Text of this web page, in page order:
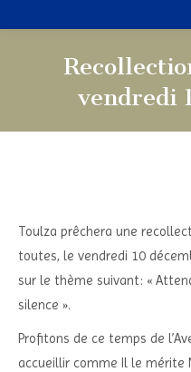
vendredi
Toulza prêchera une
toutes, le vendredi 10
sur le thème suivant: «
silence ».
Profitons de ce temps de
accueillir comme Il le mérite